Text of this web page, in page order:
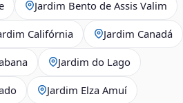
Jardim Bento de Assis Valim
Califórnia Jardim Canadá
Jardim do Lago
Jardim Elza Amuí